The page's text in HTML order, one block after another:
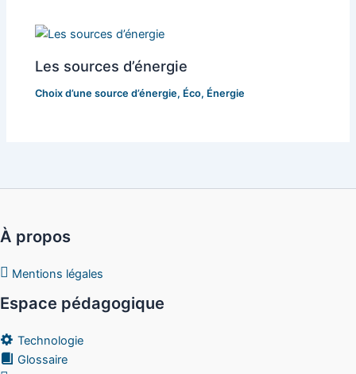
Les sources d’énergie
Choix d’une source d’énergie, Éco, Énergie
À propos
Mentions légales
Espace pédagogique
Technologie
Glossaire